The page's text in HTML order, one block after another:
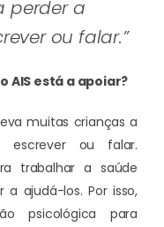
perder a
ou falar.”
AIS está a apoiar?
muitas crianças a
escrever ou falar.
trabalhar a saúde
ajudá-los. Por isso,
psicológica para